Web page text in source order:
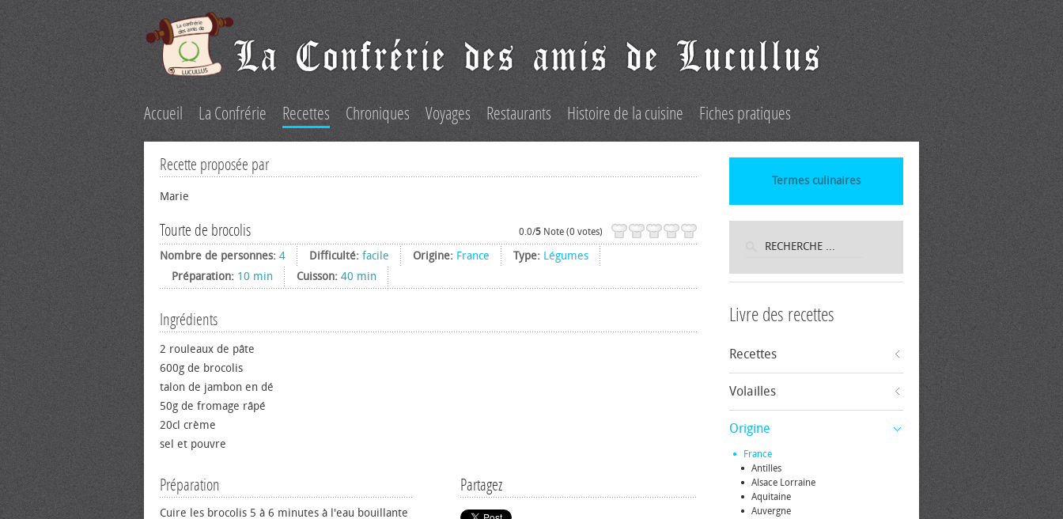
Accueil La Confrérie Recettes Chroniques Voyages Restaurants Histoire de la cuisine Fiches pratiques
Recette proposée par
Marie
Tourte de brocolis 0.0/5 Note (0 votes)
Nombre de personnes: 4 Difficulté: facile Origine: France Type: Légumes
Préparation: 10 min Cuisson: 40 min
Ingrédients
2 rouleaux de pâte
600g de brocolis
talon de jambon en dé
50g de fromage râpé
20cl crème
sel et pouvre
Partagez
Préparation
Cuire les brocolis 5 à 6 minutes à l'eau bouillante
Termes culinaires
Livre des recettes
Recettes
Volailles
Origine
France
Antilles
Alsace Lorraine
Aquitaine
Auvergne